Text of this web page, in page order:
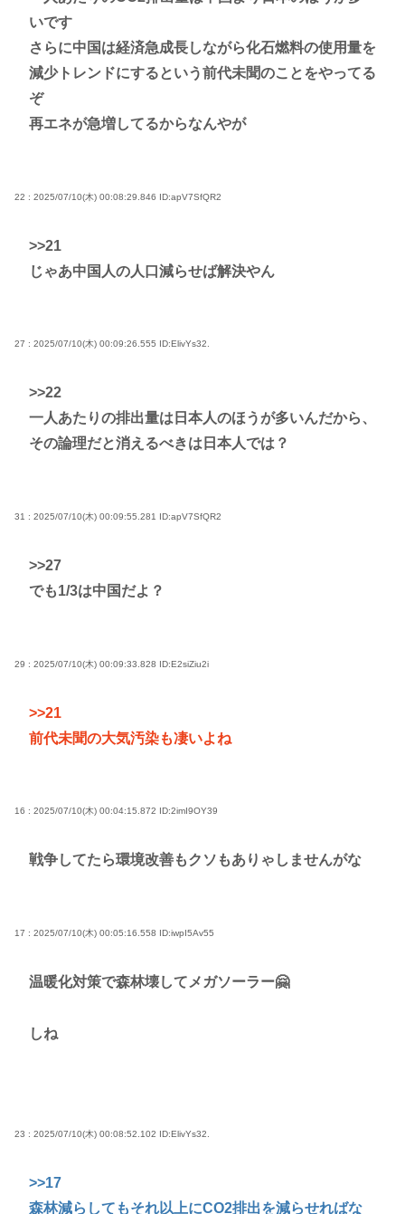
いです
さらに中国は経済急成長しながら化石燃料の使用量を
減少トレンドにするという前代未聞のことをやってる
ぞ
再エネが急増してるからなんやが
22 : 2025/07/10(木) 00:08:29.846 ID:apV7SfQR2
>>21
じゃあ中国人の人口減らせば解決やん
27 : 2025/07/10(木) 00:09:26.555 ID:ElivYs32.
>>22
一人あたりの排出量は日本人のほうが多いんだから、
その論理だと消えるべきは日本人では？
31 : 2025/07/10(木) 00:09:55.281 ID:apV7SfQR2
>>27
でも1/3は中国だよ？
29 : 2025/07/10(木) 00:09:33.828 ID:E2siZiu2i
>>21
前代未聞の大気汚染も凄いよね
16 : 2025/07/10(木) 00:04:15.872 ID:2imI9OY39
戦争してたら環境改善もクソもありゃしませんがな
17 : 2025/07/10(木) 00:05:16.558 ID:iwpI5Av55
温暖化対策で森林壊してメガソーラー🤗
しね
23 : 2025/07/10(木) 00:08:52.102 ID:ElivYs32.
>>17
森林減らしてもそれ以上にCO2排出を減らせればな